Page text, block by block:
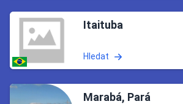
Itaituba
Hledat
Marabá, Pará